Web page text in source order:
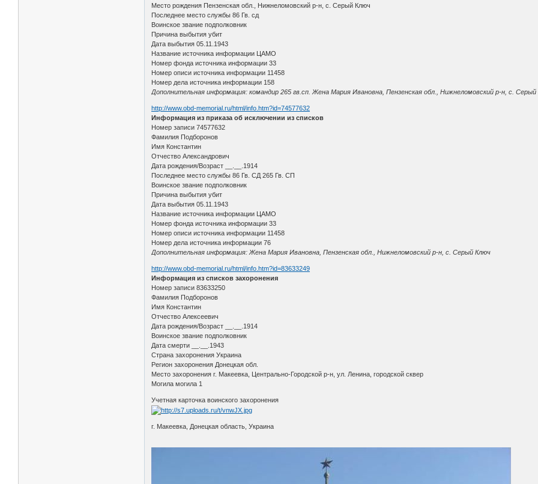
Место рождения Пензенская обл., Нижнеломовский р-н, с. Серый Ключ
Последнее место службы 86 Гв. сд
Воинское звание подполковник
Причина выбытия убит
Дата выбытия 05.11.1943
Название источника информации ЦАМО
Номер фонда источника информации 33
Номер описи источника информации 11458
Номер дела источника информации 158
Дополнительная информация: командир 265 гв.сп. Жена Мария Ивановна, Пензенская обл., Нижнеломовский р-н, с. Серый
http://www.obd-memorial.ru/html/info.htm?id=74577632
Информация из приказа об исключении из списков
Номер записи 74577632
Фамилия Подборонов
Имя Константин
Отчество Александрович
Дата рождения/Возраст __.__.1914
Последнее место службы 86 Гв. СД 265 Гв. СП
Воинское звание подполковник
Причина выбытия убит
Дата выбытия 05.11.1943
Название источника информации ЦАМО
Номер фонда источника информации 33
Номер описи источника информации 11458
Номер дела источника информации 76
Дополнительная информация: Жена Мария Ивановна, Пензенская обл., Нижнеломовский р-н, с. Серый Ключ
http://www.obd-memorial.ru/html/info.htm?id=83633249
Информация из списков захоронения
Номер записи 83633250
Фамилия Подборонов
Имя Константин
Отчество Алексеевич
Дата рождения/Возраст __.__.1914
Воинское звание подполковник
Дата смерти __.__.1943
Страна захоронения Украина
Регион захоронения Донецкая обл.
Место захоронения г. Макеевка, Центрально-Городской р-н, ул. Ленина, городской сквер
Могила могила 1
Учетная карточка воинского захоронения
г. Макеевка, Донецкая область, Украина